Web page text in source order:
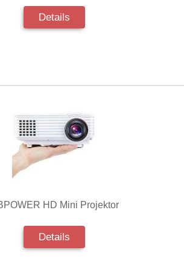
Details
HD Mini Projektor
Details